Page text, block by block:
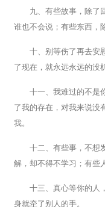
九、有些故事，除了
谁也不会说；有些东西，
十、别等伤了再去安
了现在，就永远永远的没
十一、我难过的不是
了我的存在，对我来说没
我。
十二、有些事，不想
解，却不得不学习；有些
十三、真心等你的人
身就牵了别人的手。